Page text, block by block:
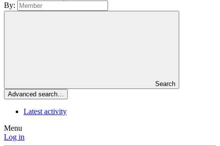
By:
Search
Advanced search…
Latest activity
Menu
Log in